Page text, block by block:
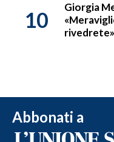
10
Giorgia
rivedrete»
Abbonati a